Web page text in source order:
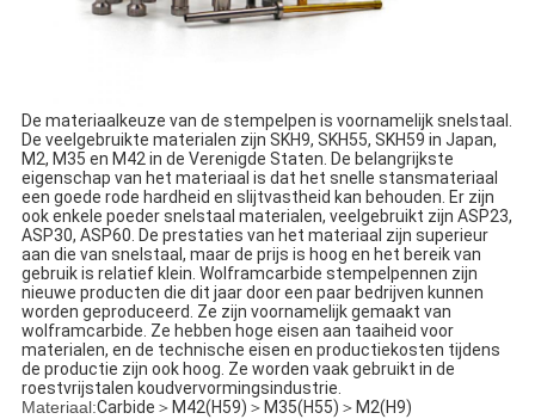
De materiaalkeuze van de stempelpen is voornamelijk snelstaal.
De veelgebruikte materialen zijn SKH9, SKH55, SKH59 in Japan,
M2, M35 en M42 in de Verenigde Staten. De belangrijkste
eigenschap van het materiaal is dat het snelle stansmateriaal
een goede rode hardheid en slijtvastheid kan behouden. Er zijn
ook enkele poeder snelstaal materialen, veelgebruikt zijn ASP23,
ASP30, ASP60. De prestaties van het materiaal zijn superieur
aan die van snelstaal, maar de prijs is hoog en het bereik van
gebruik is relatief klein. Wolframcarbide stempelpennen zijn
nieuwe producten die dit jaar door een paar bedrijven kunnen
worden geproduceerd. Ze zijn voornamelijk gemaakt van
wolframcarbide. Ze hebben hoge eisen aan taaiheid voor
materialen, en de technische eisen en productiekosten tijdens
de productie zijn ook hoog. Ze worden vaak gebruikt in de
roestvrijstalen koudvervormingsindustrie.
Materiaal:Carbide＞M42(H59)＞M35(H55)＞M2(H9)